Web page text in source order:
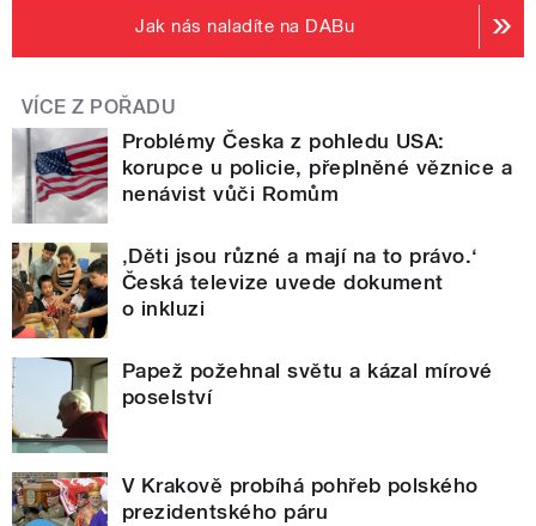
Jak nás naladíte na DABu
VÍCE Z POŘADU
Problémy Česka z pohledu USA:
korupce u policie, přeplněné věznice a
nenávist vůči Romům
‚Děti jsou různé a mají na to právo.‘
Česká televize uvede dokument
o inkluzi
Papež požehnal světu a kázal mírové
poselství
V Krakově probíhá pohřeb polského
prezidentského páru